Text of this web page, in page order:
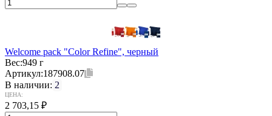
Welcome pack "Color Refine", черный
Вес:949 г
Артикул:187908.07
В наличии: 2
ЦЕНА:
2 703,15 ₽